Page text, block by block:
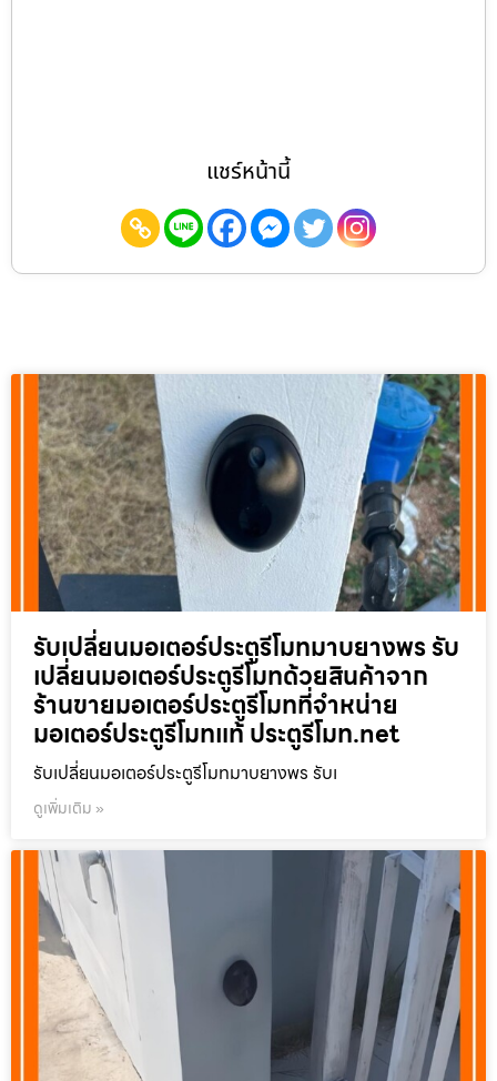
แชร์หน้านี้
รับเปลี่ยนมอเตอร์ประตูรีโมทมาบยางพร รับ
เปลี่ยนมอเตอร์ประตูรีโมทด้วยสินค้าจาก
ร้านขายมอเตอร์ประตูรีโมทที่จำหน่าย
มอเตอร์ประตูรีโมทแท้ ประตูรีโมท.net
รับเปลี่ยนมอเตอร์ประตูรีโมทมาบยางพร รับเ
ดูเพิ่มเติม »